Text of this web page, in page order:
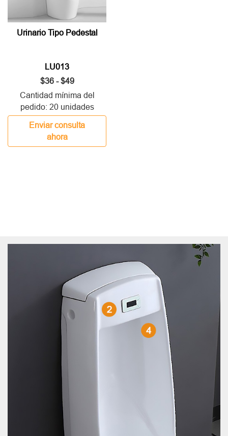
Urinario Tipo Pedestal
LU013
$36 - $49
Cantidad mínima del
pedido: 20 unidades
Enviar consulta
ahora